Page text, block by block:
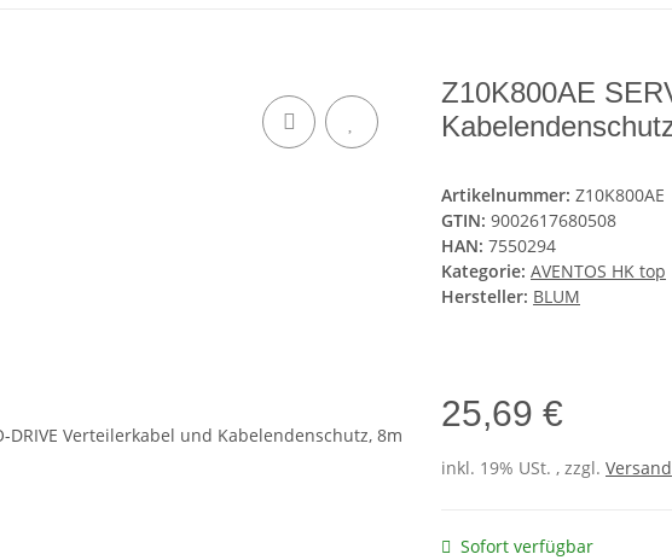
Z10K800AE
Artikelnummer: Z10K800AE
GTIN: 9002617680508
HAN: 7550294
Kategorie: AVENTOS HK top
Hersteller: BLUM
25,69 €
inkl. 19% USt. , zzgl. Versand
Sofort verfügbar